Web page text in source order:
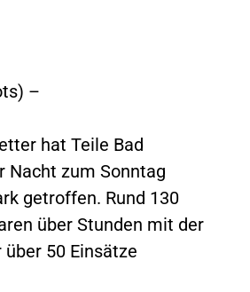
–
hat Teile Bad
Nacht zum Sonntag
getroffen. Rund 130
über Stunden mit der
50 Einsätze